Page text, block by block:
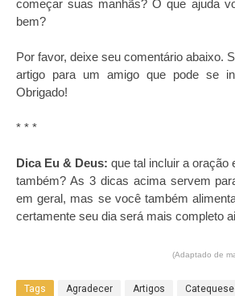
começar suas manhãs? O que ajuda
bem?
Por favor, deixe seu comentário abaixo.
artigo para um amigo que pode se
Obrigado!
* * *
Dica Eu & Deus: que tal incluir a oração
também? As 3 dicas acima servem
em geral, mas se você também
certamente seu dia será mais completo
(Adaptado de
Tags Agradecer Artigos Catequese